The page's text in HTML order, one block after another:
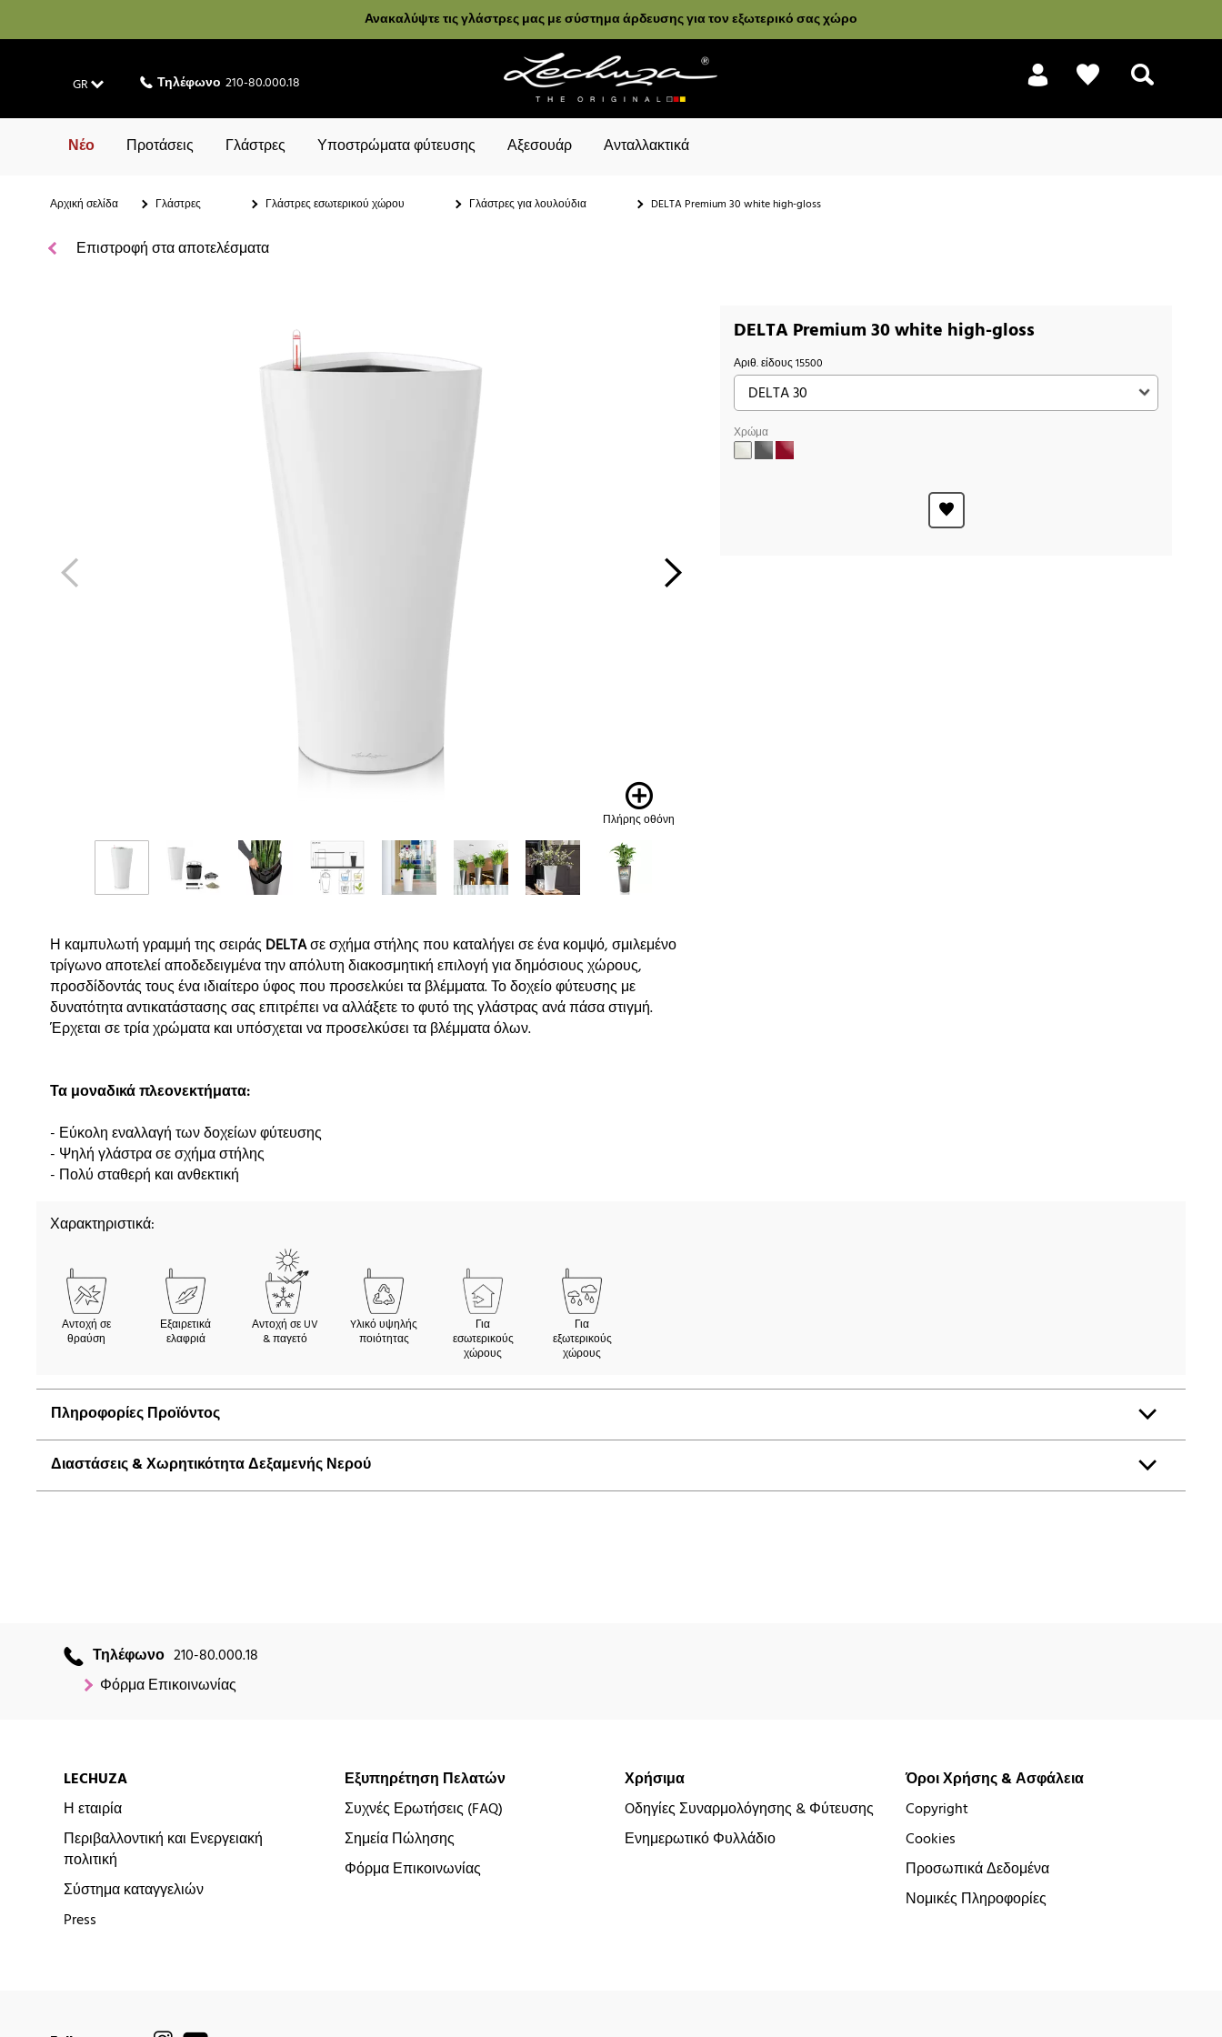
Ανακαλύψτε τις γλάστρες μας με σύστημα άρδευσης για τον εξωτερικό σας χώρο
GR Τηλέφωνο 210-80.000.18
Νέο Προτάσεις Γλάστρες Υποστρώματα φύτευσης Αξεσουάρ Ανταλλακτικά
Αρχική σελίδα Γλάστρες Γλάστρες εσωτερικού χώρου Γλάστρες για λουλούδια DELTA Premium 30 white high-gloss
Επιστροφή στα αποτελέσματα
Πλήρης οθόνη
DELTA Premium 30 white high-gloss
Αριθ. είδους15500
Χρώμα
Η καμπυλωτή γραμμή της σειράςDELTAσε σχήμα στήλης που καταλήγει σε ένα κομψό, σμιλεμένο
τρίγωνο αποτελεί αποδεδειγμένα την απόλυτη διακοσμητική επιλογή για δημόσιους χώρους,
προσδίδοντάς τους ένα ιδιαίτερο ύφος που προσελκύει τα βλέμματα. Το δοχείο φύτευσης με
δυνατότητα αντικατάστασης σας επιτρέπει να αλλάξετε το φυτό της γλάστρας ανά πάσα στιγμή.
Έρχεται σε τρία χρώματα και υπόσχεται να προσελκύσει τα βλέμματα όλων.
Τα μοναδικά πλεονεκτήματα:
- Εύκολη εναλλαγή των δοχείων φύτευσης
- Ψηλή γλάστρα σε σχήμα στήλης
- Πολύ σταθερή και ανθεκτική
Χαρακτηριστικά:
Αντοχή σε
θραύση
Εξαιρετικά
ελαφριά
Αντοχή σε UV
& παγετό
Yλικό υψηλής
ποιότητας
Για
εσωτερικούς
χώρους
Για
εξωτερικούς
χώρους
Πληροφορίες Προϊόντος
Διαστάσεις & Χωρητικότητα Δεξαμενής Νερού
Τηλέφωνο 210-80.000.18
Φόρμα Επικοινωνίας
LECHUZA
Η εταιρία
Περιβαλλοντική και Ενεργειακή
πολιτική
Σύστημα καταγγελιών
Press
Εξυπηρέτηση Πελατών
Συχνές Ερωτήσεις (FAQ)
Σημεία Πώλησης
Φόρμα Επικοινωνίας
Χρήσιμα
Oδηγίες Συναρμολόγησης & Φύτευσης
Ενημερωτικό Φυλλάδιο
Όροι Χρήσης & Ασφάλεια
Copyright
Cookies
Προσωπικά Δεδομένα
Νομικές Πληροφορίες